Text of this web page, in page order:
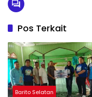
Pos Terkait
Barito Selatan